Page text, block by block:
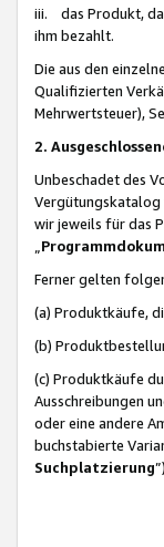
iii. das Produkt,
ihm bezahlt.
Die aus den
Qualifizierten
Mehrwertsteuer),
2.
Unbeschadet des
Vergütungskatalog
wir jeweils für das
Ferner gelten
(a) Produktkäufe,
(b)
(c) Produktkäufe
Ausschreibungen
oder eine andere
buchstabierte
Suchplatzierung